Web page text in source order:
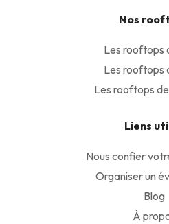
Nos
Les rooftops
Les rooftops
Les rooftops
Liens
Nous confier
Organiser un
Blog
À